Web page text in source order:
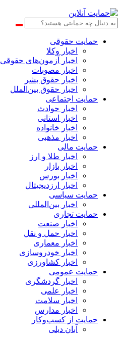
حمایت حقوقی
اخبار وکلا
اخبار آزمون‌های حقوقی
اخبار مصوبات
اخبار حقوق بشر
اخبار حقوق بین‌الملل
حمایت اجتماعی
اخبار حوادث
اخبار استانی
اخبار خانواده
اخبار مذهبی
حمایت مالی
اخبار طلا و ارز
اخبار بازار
اخبار بورس
اخبار ارزدیجیتال
حمایت سیاسی
اخبار بین‌المللی
حمایت تجاری
اخبار صنعت
اخبار حمل و نقل
اخبار معماری
اخبار خودروسازی
اخبار کشاورزی
حمایت عمومی
اخبار گردشگری
اخبار علمی
اخبار سلامت
اخبار مدارس
حمایت از کسب‌وکار
آبان دیلی